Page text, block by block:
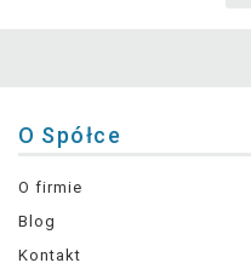
O Spółce
O firmie
Blog
Kontakt